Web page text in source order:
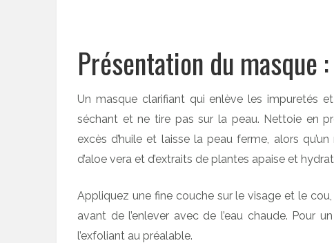
Présentation du masque :
Un masque clarifiant qui enlève les impuretés
séchant et ne tire pas sur la peau. Nettoie en
excès d’huile et laisse la peau ferme, alors
d’aloe vera et d’extraits de plantes apaise et
Appliquez une fine couche sur le visage et le
avant de l’enlever avec de l’eau chaude. Pour
l’exfoliant au préalable.